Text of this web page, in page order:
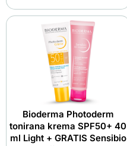
Bioderma Photoderm
tonirana krema SPF50+ 40
ml Light + GRATIS Sensibio